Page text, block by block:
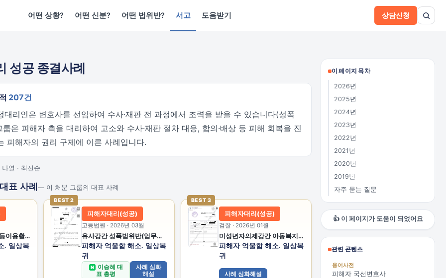
어떤 상황? 어떤 신분? 어떤 법위반? 서고 도움받기 상담신청
성공 종결사례
207건
대리인은 변호사를 선임하여 수사·재판 전 과정에서 조력을 받을 수 있습니다(성폭
은 피해자 측을 대리하여 고소와 수사·재판 절차 대응, 합의·배상 등 피해 회복을 진
피해자의 권리 구제에 이른 사례입니다.
열 · 최신순
표 사례 — 이 처분 그룹의 대표 사례
성폭법위반(카메라등이용촬영반포등)
. 일상복
BEST 2
피해자대리(성공)
고등법원 · 2026년 03월
유사강간 성폭법위반(업무상위력등에의한추행)
피해자 억울함 해소. 일상복
귀
N
이승혜 대
표 총평
사례 심화
해설
BEST 3
피해자대리(성공)
검찰 · 2026년 01월
미성년자의제강간 아동복지법위반 아청법위반(성착취물제작등)
피해자 억울함 해소. 일상복
귀
사례 심화해설
이 페이지 목차
2026년
2025년
2024년
2023년
2022년
2021년
2020년
2019년
자주 묻는 질문
👍 이 페이지가 도움이 되었어요
관련 콘텐츠
용어사전
피해자 국선변호사